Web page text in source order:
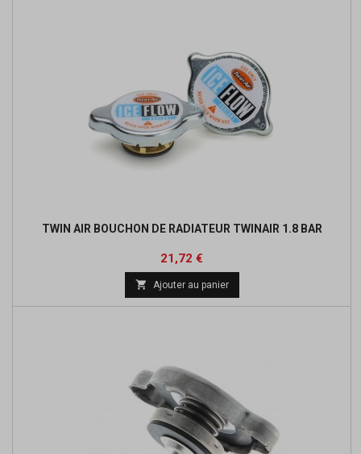
TWIN AIR BOUCHON DE RADIATEUR TWINAIR 1.8 BAR
Prix
21,72 €
base
 Ajouter au panier